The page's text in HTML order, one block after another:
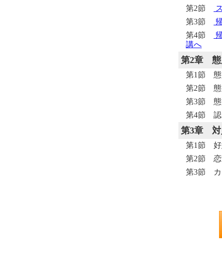
第2節
第3節
第4節
講へ
第2章
第1節 態
第2節 態
第3節 態
第4節 認
第3章
第1節
第2節 恋
第3節 カ